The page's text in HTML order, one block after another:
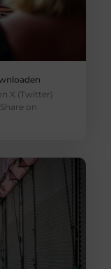
X (Twitter)
on